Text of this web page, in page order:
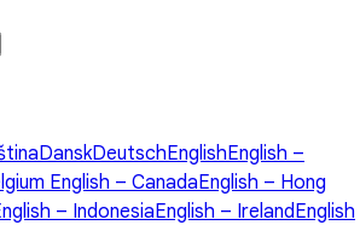
DanskDeutschEnglishEnglish –
English – CanadaEnglish – Hong
– IndonesiaEnglish – IrelandEnglish